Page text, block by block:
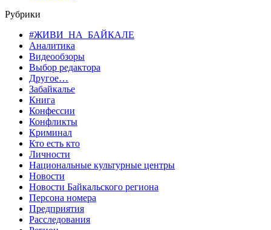
Рубрики
#ЖИВИ_НА_БАЙКАЛЕ
Аналитика
Видеообзоры
Выбор редактора
Другое…
Забайкалье
Книга
Конфессии
Конфликты
Криминал
Кто есть кто
Личности
Национальные культурные центры
Новости
Новости Байкальского региона
Персона номера
Предприятия
Расследования